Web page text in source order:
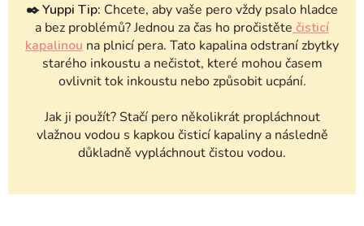
✒️Yuppi Tip: Chcete, aby vaše pero vždy psalo hladce
a bez problémů? Jednou za čas ho pročistěte čisticí
kapalinou na plnicí pera. Tato kapalina odstraní zbytky
starého inkoustu a nečistot, které mohou časem
ovlivnit tok inkoustu nebo způsobit ucpání.
Jak ji použít? Stačí pero několikrát propláchnout
vlažnou vodou s kapkou čisticí kapaliny a následně
důkladně vypláchnout čistou vodou.